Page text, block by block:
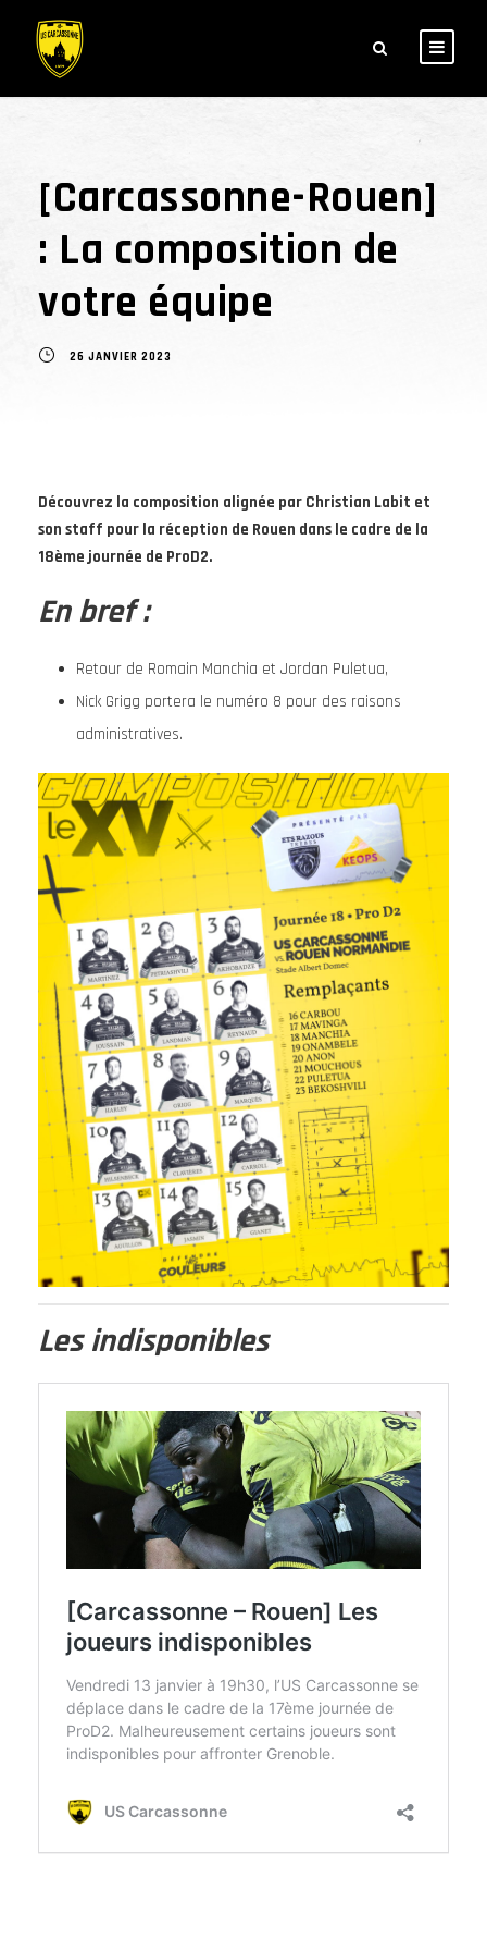
[Carcassonne-Rouen]
: La composition de
votre équipe
26 JANVIER 2023
Découvrez la composition alignée par Christian Labit et
son staff pour la réception de Rouen dans le cadre de la
18ème journée de ProD2.
En bref :
Retour de Romain Manchia et Jordan Puletua,
Nick Grigg portera le numéro 8 pour des raisons
administratives.
Les indisponibles